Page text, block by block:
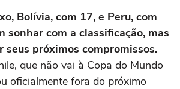
Bolívia, com 17, e Peru, com
sonhar com a classificação, mas
seus próximos compromissos.
que não vai à Copa do Mundo
oficialmente fora do próximo